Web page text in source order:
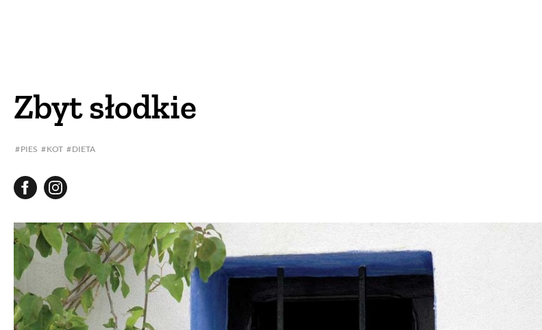
Zbyt słodkie
PIES KOT DIETA
PROJEKTOWANIE OGRODU
ZWYCZAJE ZRÓB TO SAM
DANIA GŁÓWNE CIASTA I DESERY